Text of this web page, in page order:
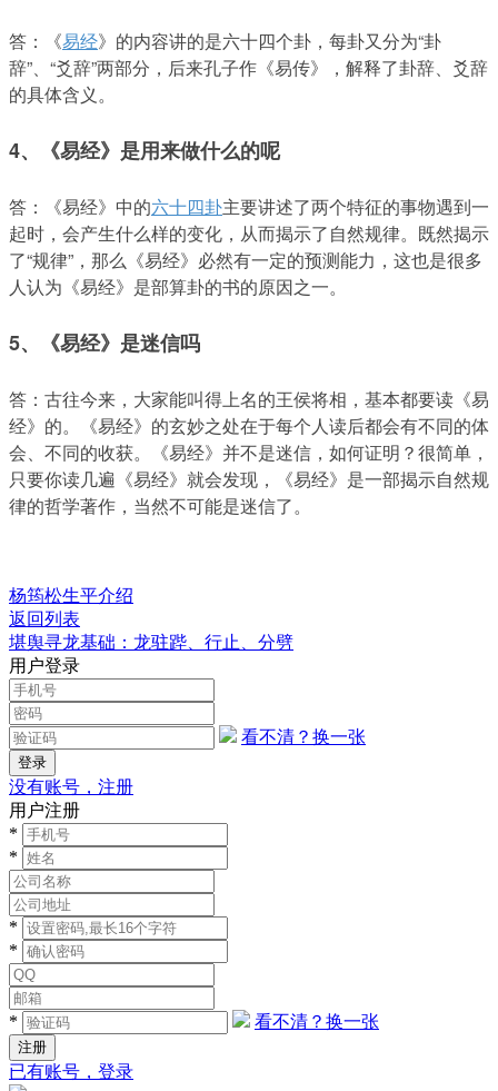
答：《易经》的内容讲的是六十四个卦，每卦又分为“卦
辞”、“爻辞”两部分，后来孔子作《易传》，解释了卦辞、爻辞
的具体含义。
4、《易经》是用来做什么的呢
答：《易经》中的六十四卦主要讲述了两个特征的事物遇到一
起时，会产生什么样的变化，从而揭示了自然规律。既然揭示
了“规律”，那么《易经》必然有一定的预测能力，这也是很多
人认为《易经》是部算卦的书的原因之一。
5、《易经》是迷信吗
答：古往今来，大家能叫得上名的王侯将相，基本都要读《易
经》的。《易经》的玄妙之处在于每个人读后都会有不同的体
会、不同的收获。《易经》并不是迷信，如何证明？很简单，
只要你读几遍《易经》就会发现，《易经》是一部揭示自然规
律的哲学著作，当然不可能是迷信了。
杨筠松生平介绍
返回列表
堪舆寻龙基础：龙驻跸、行止、分劈
用户登录
看不清？换一张
没有账号，注册
用户注册
*
*
*
*
* 看不清？换一张
已有账号，登录